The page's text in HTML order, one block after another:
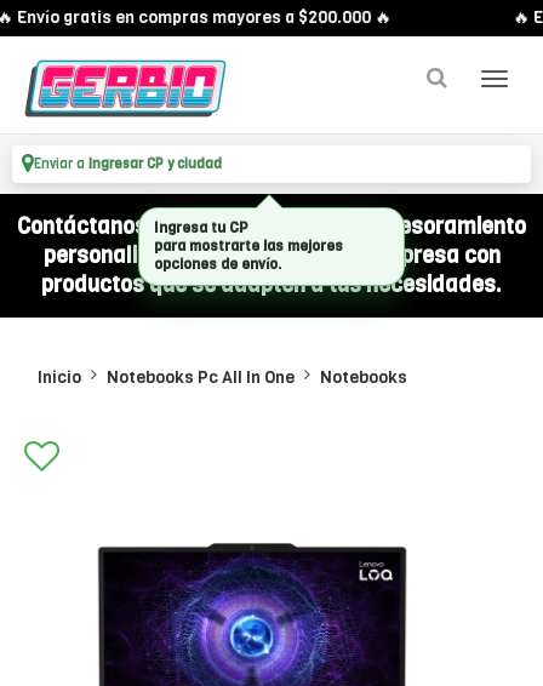
Envío gratis en compras mayores a $200.000 🔥 🔥
Enviar a Ingresar CP y ciudad
Contáctanos por WhatsApp y recibí asesoramiento
personalizado para equipar a tu empresa con
productos que se adapten a tus necesidades.
Inicio Notebooks Pc All In One Notebooks